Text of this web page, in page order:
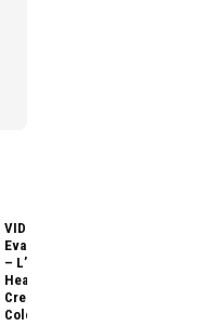
VIDEO –
Evangeline Lilly
– L’Oreal
Healthy Look
Creme Gloss
Color [HD]